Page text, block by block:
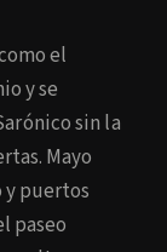
el
y se
sin la
Mayo
puertos
paseo